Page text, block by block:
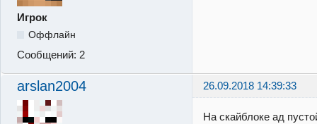
Игрок
Оффлайн
Сообщений: 2
arslan2004 26.09.2018 14:39:33
На скайблоке ад